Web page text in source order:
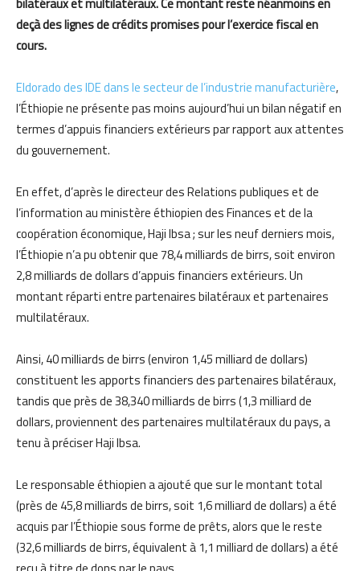
deçà des lignes de crédits promises pour l’exercice fiscal en
cours.
Eldorado des IDE dans le secteur de l’industrie manufacturière,
l’Éthiopie ne présente pas moins aujourd’hui un bilan négatif en
termes d’appuis financiers extérieurs par rapport aux attentes
du gouvernement.
En effet, d’après le directeur des Relations publiques et de
l’information au ministère éthiopien des Finances et de la
coopération économique, Haji Ibsa ; sur les neuf derniers mois,
l’Éthiopie n’a pu obtenir que 78,4 milliards de birrs, soit environ
2,8 milliards de dollars d’appuis financiers extérieurs. Un
montant réparti entre partenaires bilatéraux et partenaires
multilatéraux.
Ainsi, 40 milliards de birrs (environ 1,45 milliard de dollars)
constituent les apports financiers des partenaires bilatéraux,
tandis que près de 38,340 milliards de birrs (1,3 milliard de
dollars, proviennent des partenaires multilatéraux du pays, a
tenu à préciser Haji Ibsa.
Le responsable éthiopien a ajouté que sur le montant total
(près de 45,8 milliards de birrs, soit 1,6 milliard de dollars) a été
acquis par l’Éthiopie sous forme de prêts, alors que le reste
(32,6 milliards de birrs, équivalent à 1,1 milliard de dollars) a été